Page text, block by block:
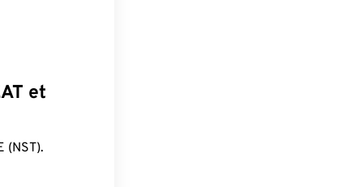
et
(NST).